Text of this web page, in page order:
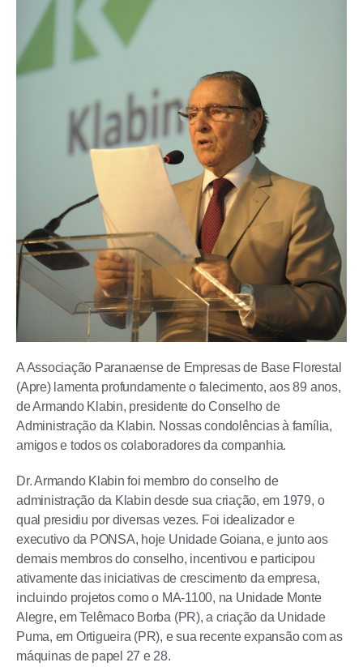
A Associação Paranaense de Empresas de Base Florestal
(Apre) lamenta profundamente o falecimento, aos 89 anos,
de Armando Klabin, presidente do Conselho de
Administração da Klabin. Nossas condolências à família,
amigos e todos os colaboradores da companhia.
Dr. Armando Klabin foi membro do conselho de
administração da Klabin desde sua criação, em 1979, o
qual presidiu por diversas vezes. Foi idealizador e
executivo da PONSA, hoje Unidade Goiana, e junto aos
demais membros do conselho, incentivou e participou
ativamente das iniciativas de crescimento da empresa,
incluindo projetos como o MA-1100, na Unidade Monte
Alegre, em Telêmaco Borba (PR), a criação da Unidade
Puma, em Ortigueira (PR), e sua recente expansão com as
máquinas de papel 27 e 28.